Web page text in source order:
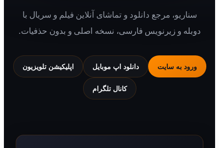
سناریو، مرجع دانلود و تماشای آنلاین فیلم و سریال با
دوبله و زیرنویس فارسی، نسخه اصلی و بدون حذفیات.
ورود به سایت دانلود اپ موبایل اپلیکیشن تلویزیون
کانال تلگرام